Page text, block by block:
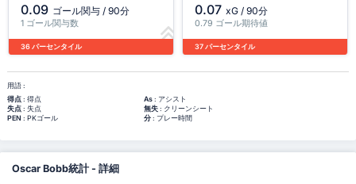
0.09 ゴール関与 / 90分
1 ゴール関与数
36 パーセンタイル
0.07 xG / 90分
0.79 ゴール期待値
37 パーセンタイル
用語 :
得点: 得点 As: アシスト
失点: 失点 無失: クリーンシート
PEN : PKゴール 分: プレー時間
Oscar Bobb統計 - 詳細